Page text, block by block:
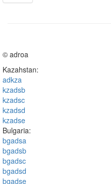
© adroa
Kazahstan:
adkza
kzadsb
kzadsc
kzadsd
kzadse
Bulgaria:
bgadsa
bgadsb
bgadsc
bgadsd
bgadse